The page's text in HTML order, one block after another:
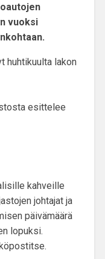
vuoksi
huhtikuulta lakon
esittelee
kahveille
johtajat ja
päivämäärä
lopuksi.